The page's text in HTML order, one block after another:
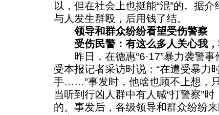
以，但在社会上也挺能“混”的。据
与人发生群殴，后用钱了结。
领导和群众纷纷看望受伤警察
受伤民警：有这么多人关心我，
昨日，在德惠“6·17”暴力袭警
受本报记者采访时说：“在遭受暴力
手……”事发时，他啥也顾不上想，
当听到行凶人群中有人喊“打警察”
的。事发后，各级领导和群众纷纷